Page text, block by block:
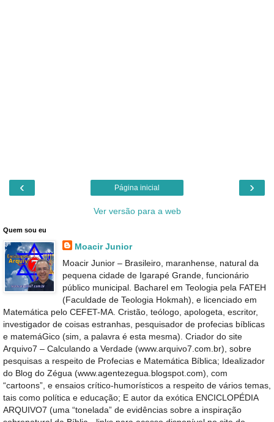
‹ ›
Página inicial
Ver versão para a web
Quem sou eu
Moacir Junior
Moacir Junior – Brasileiro, maranhense, natural da
pequena cidade de Igarapé Grande, funcionário
público municipal. Bacharel em Teologia pela FATEH
(Faculdade de Teologia Hokmah), e licenciado em
Matemática pelo CEFET-MA. Cristão, teólogo, apologeta, escritor,
investigador de coisas estranhas, pesquisador de profecias bíblicas
e matemáGico (sim, a palavra é esta mesma). Criador do site
Arquivo7 – Calculando a Verdade (www.arquivo7.com.br), sobre
pesquisas a respeito de Profecias e Matemática Bíblica; Idealizador
do Blog do Zégua (www.agentezegua.blogspot.com), com
“cartoons”, e ensaios crítico-humorísticos a respeito de vários temas,
tais como política e educação; E autor da exótica ENCICLOPÉDIA
ARQUIVO7 (uma “tonelada” de evidências sobre a inspiração